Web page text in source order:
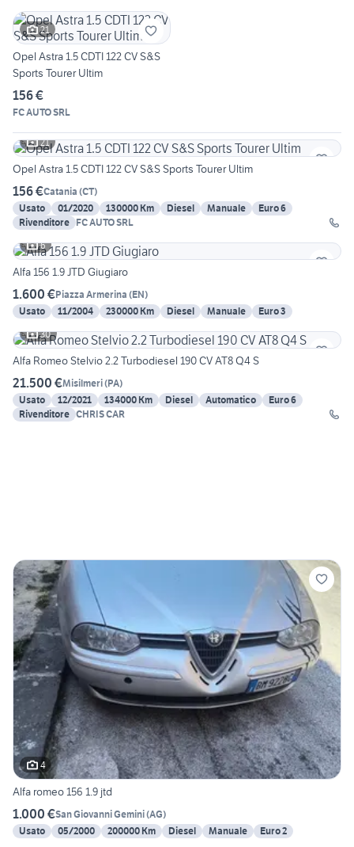
21
Opel Astra 1.5 CDTI 122 CV S&S
Sports Tourer Ultim
156 €
FC AUTO SRL
21
Opel Astra 1.5 CDTI 122 CV S&S Sports Tourer Ultim
156 €Catania (CT)
Usato
01/2020 130000 Km Diesel Manuale
Euro 6
Rivenditore FC AUTO SRL
6
Alfa 156 1.9 JTD Giugiaro
1.600 €Piazza Armerina (EN)
Usato
11/2004 230000 Km Diesel Manuale
Euro 3
30
Alfa Romeo Stelvio 2.2 Turbodiesel 190 CV AT8 Q4 S
21.500 €Misilmeri(PA)
Usato
12/2021 134000 Km Diesel Automatico
Euro 6
Rivenditore CHRIS CAR
4
Alfa romeo 156 1.9 jtd
1.000 €San Giovanni Gemini(AG)
Usato
05/2000 200000 Km Diesel Manuale Euro 2